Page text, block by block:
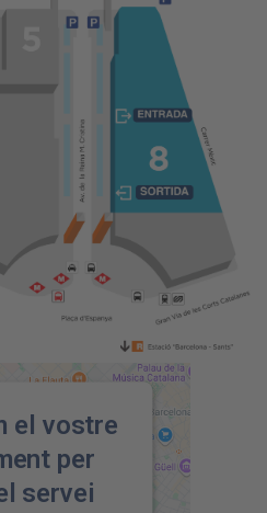
el vostre
per
servei